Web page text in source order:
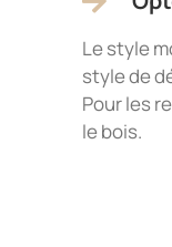
Le style
style de
Pour les
le bois.